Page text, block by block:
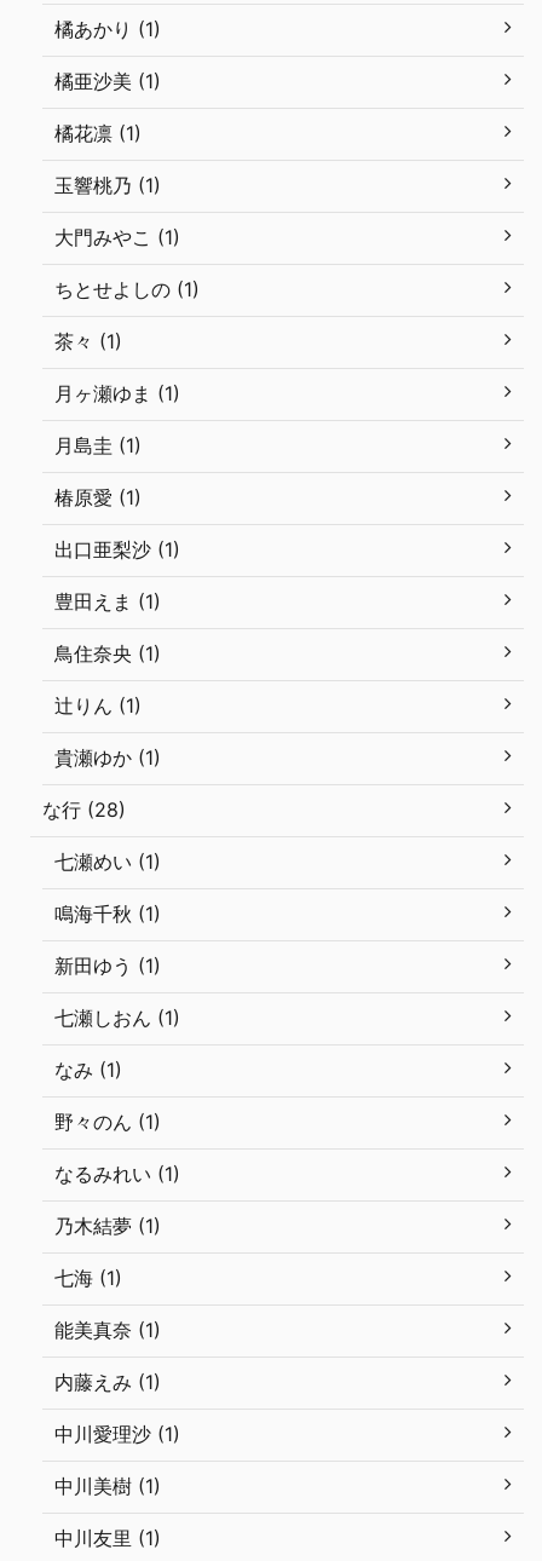
橘あかり (1)
橘亜沙美 (1)
橘花凛 (1)
玉響桃乃 (1)
大門みやこ (1)
ちとせよしの (1)
茶々 (1)
月ヶ瀬ゆま (1)
月島圭 (1)
椿原愛 (1)
出口亜梨沙 (1)
豊田えま (1)
鳥住奈央 (1)
辻りん (1)
貴瀬ゆか (1)
な行 (28)
七瀬めい (1)
鳴海千秋 (1)
新田ゆう (1)
七瀬しおん (1)
なみ (1)
野々のん (1)
なるみれい (1)
乃木結夢 (1)
七海 (1)
能美真奈 (1)
内藤えみ (1)
中川愛理沙 (1)
中川美樹 (1)
中川友里 (1)